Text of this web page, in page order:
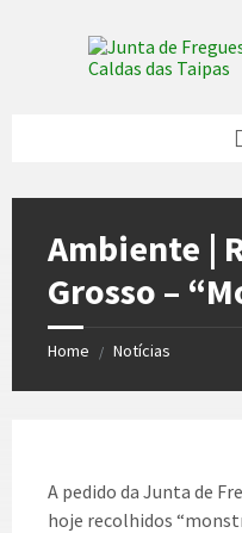
Ambiente |
Grosso –
Home / Notícias
A pedido da Junta de
hoje recolhidos